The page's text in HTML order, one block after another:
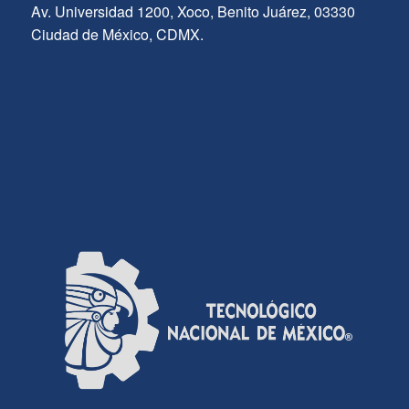
Av. Universidad 1200, Xoco, Benito Juárez, 03330
Ciudad de México, CDMX.